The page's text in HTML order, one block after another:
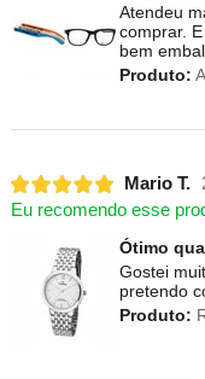
Atendeu
comprar.
bem
Produto:
Mario T.
Eu recomendo esse
Ótimo
Gostei
pretendo
Produto: